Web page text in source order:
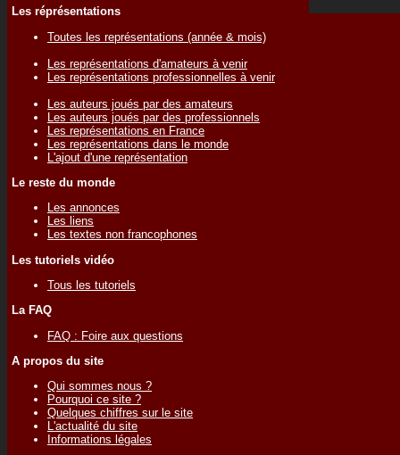
Les réprésentations
Toutes les représentations (année & mois)
Les représentations d'amateurs à venir
Les représentations professionnelles à venir
Les auteurs joués par des amateurs
Les auteurs joués par des professionnels
Les représentations en France
Les représentations dans le monde
L'ajout d'une représentation
Le reste du monde
Les annonces
Les liens
Les textes non francophones
Les tutoriels vidéo
Tous les tutoriels
La FAQ
FAQ : Foire aux questions
A propos du site
Qui sommes nous ?
Pourquoi ce site ?
Quelques chiffres sur le site
L'actualité du site
Informations légales